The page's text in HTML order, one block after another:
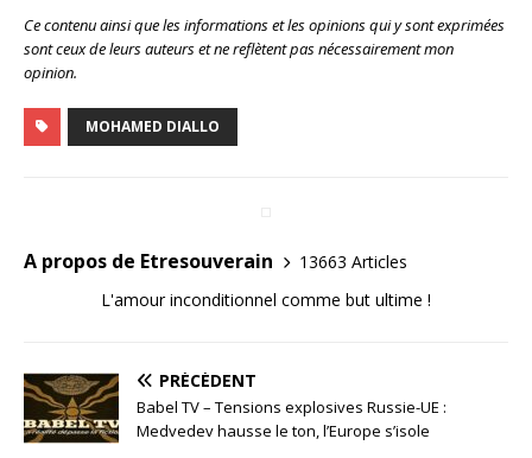
Ce contenu ainsi que les informations et les opinions qui y sont exprimées
sont ceux de leurs auteurs et ne reflètent pas nécessairement mon
opinion.
MOHAMED DIALLO
A propos de Etresouverain
13663 Articles
L'amour inconditionnel comme but ultime !
PRÉCÉDENT
Babel TV – Tensions explosives Russie-UE :
Medvedev hausse le ton, l’Europe s’isole